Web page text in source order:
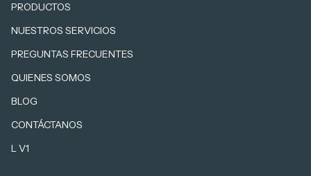
PRODUCTOS
NUESTROS SERVICIOS
PREGUNTAS FRECUENTES
QUIENES SOMOS
BLOG
CONTÁCTANOS
L V1